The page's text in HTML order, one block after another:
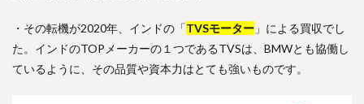
・その転機が2020年、インドの「TVSモーター 」による買収でし
た。インドのTOPメーカーの１つであるTVSは、BMWとも協働し
ているように、その品質や資本力はとても強いものです。